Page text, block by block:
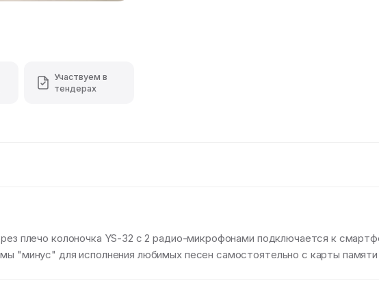
Участвуем в
тендерах
плечо колоночка YS-32 с 2 радио-микрофонами подключается к
"минус" для исполнения любимых песен самостоятельно с карты